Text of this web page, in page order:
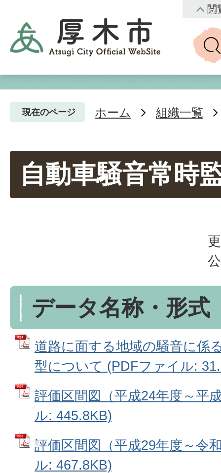
閲
現在のページ ホーム 組織一覧
自動車騒音常時
データ名称・形式
道路に面する地域の騒音に係
型について (PDFファイル:
評価区間図（平成24年度～平
ル: 445.8KB)
評価区間図（平成29年度～令
ル: 467.8KB)